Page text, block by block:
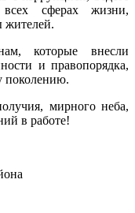
сферах жизни,
жителей.
которые внесли
и правопорядка,
поколению.
мирного неба,
в работе!